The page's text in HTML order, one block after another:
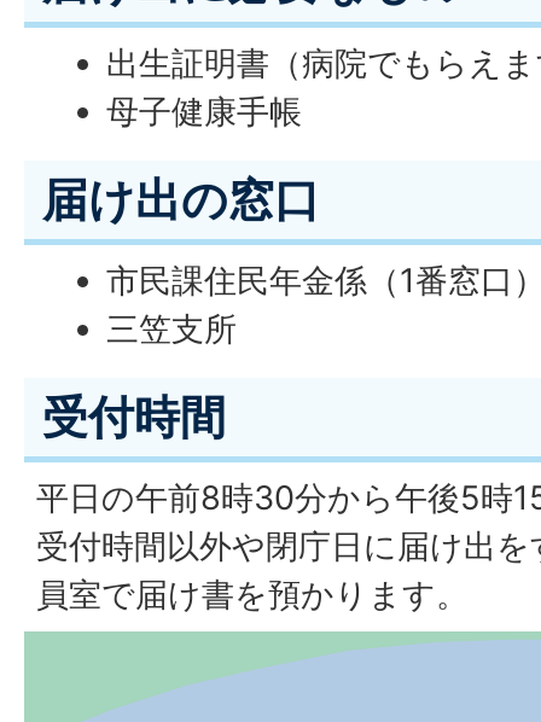
出生証明書（病院でもらえ
母子健康手帳
届け出の窓口
市民課住民年金係（1番窓口
三笠支所
受付時間
平日の午前8時30分から午後5時
受付時間以外や閉庁日に届け出
員室で届け書を預かります。